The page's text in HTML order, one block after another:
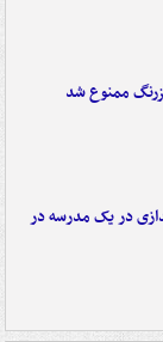
ممنوع شد
در یک مدرسه در